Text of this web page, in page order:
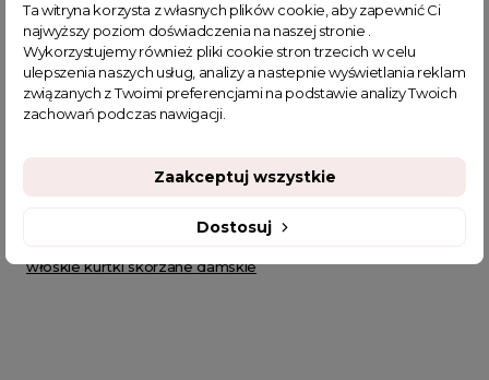
eko skóra modna nowość
ramoneska
krótka ramoneska z eko skóry
beżowa ramoneska
kurtka eko skóra
kurtki jesienne
ramoneska na jesień
ramoneska damska na wiosnę
kurtka damska jesień
kurtki na wiosnę
włoskie kurtki skórzane damskie
Ta witryna korzysta z własnych plików cookie, aby zapewnić Ci
najwyższy poziom doświadczenia na naszej stronie .
Wykorzystujemy również pliki cookie stron trzecich w celu
ulepszenia naszych usług, analizy a nastepnie wyświetlania reklam
związanych z Twoimi preferencjami na podstawie analizy Twoich
zachowań podczas nawigacji.
Dostosuj
Zaakceptuj wszystkie